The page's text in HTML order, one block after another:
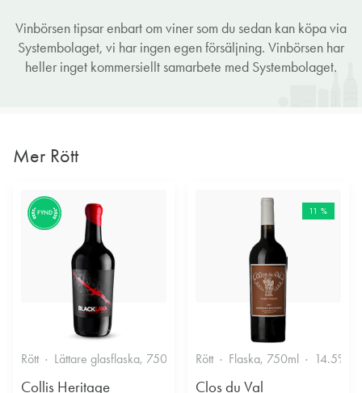
Vinbörsen tipsar enbart om viner som du sedan kan köpa via
Systembolaget, vi har ingen egen försäljning. Vinbörsen har
heller inget kommersiellt samarbete med Systembolaget.
Mer Rött
FYND
Rött Lättare glasflaska, 750ml 13.5%
Collis Heritage
11 %
Rött Flaska, 750ml 14.5%
Clos du Val